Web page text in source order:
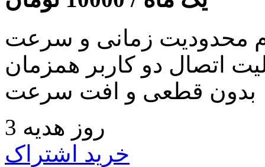
محدودیت زمانی و سرعت
اتصال دو کاربر همزمان
بدون قطعی و افت سرعت
3 روز هدیه
خرید اشتراک